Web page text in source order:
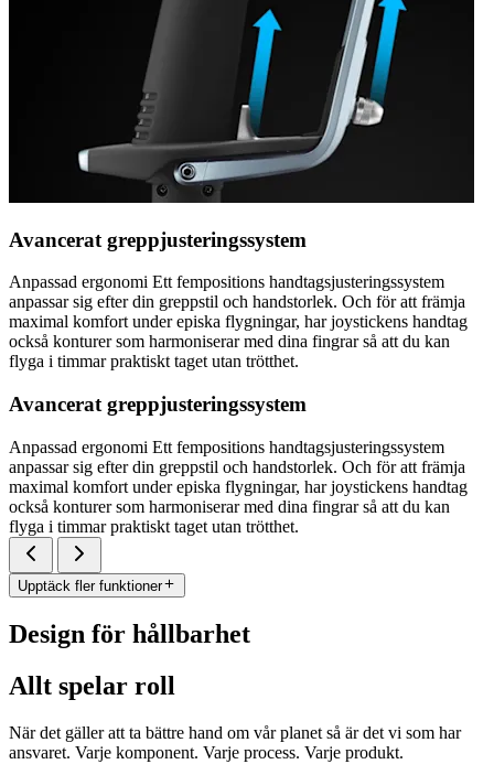
Avancerat greppjusteringssystem
Anpassad ergonomi Ett fempositions handtagsjusteringssystem
anpassar sig efter din greppstil och handstorlek. Och för att främja
maximal komfort under episka flygningar, har joystickens handtag
också konturer som harmoniserar med dina fingrar så att du kan
flyga i timmar praktiskt taget utan trötthet.
Avancerat greppjusteringssystem
Anpassad ergonomi Ett fempositions handtagsjusteringssystem
anpassar sig efter din greppstil och handstorlek. Och för att främja
maximal komfort under episka flygningar, har joystickens handtag
också konturer som harmoniserar med dina fingrar så att du kan
flyga i timmar praktiskt taget utan trötthet.
Upptäck fler funktioner
Design för hållbarhet
Allt spelar roll
När det gäller att ta bättre hand om vår planet så är det vi som har
ansvaret. Varje komponent. Varje process. Varje produkt.